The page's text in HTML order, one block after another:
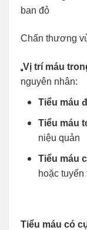
ban đỏ
Chấn thương
Vị trí máu
nguyên nhân:
Tiểu máu
Tiểu máu
niệu quản
Tiểu máu
hoặc tuyến
Tiểu máu có